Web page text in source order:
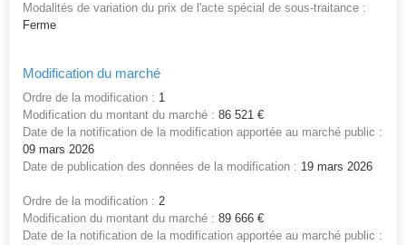
Modalités de variation du prix de l'acte spécial de sous-traitance :
Ferme
Modification du marché
Ordre de la modification : 1
Modification du montant du marché : 86 521 €
Date de la notification de la modification apportée au marché public :
09 mars 2026
Date de publication des données de la modification : 19 mars 2026
Ordre de la modification : 2
Modification du montant du marché : 89 666 €
Date de la notification de la modification apportée au marché public :